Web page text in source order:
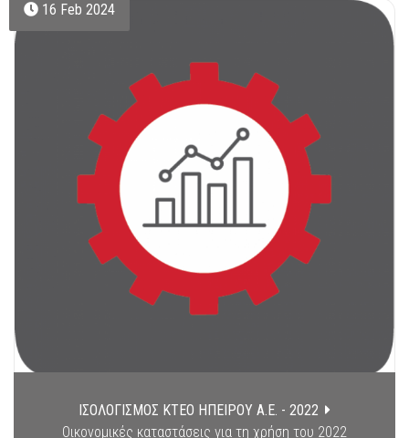
16 Feb 2024
ΙΣΟΛΟΓΙΣΜΟΣ ΚΤΕΟ ΗΠΕΙΡΟΥ Α.Ε. - 2022
Οικονομικές καταστάσεις για τη χρήση του 2022